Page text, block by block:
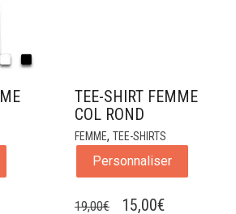
TEE-SHIRT FEMME
COL ROND
FEMME, TEE-SHIRTS
Personnaliser
19,00€
LE
15,00€LE